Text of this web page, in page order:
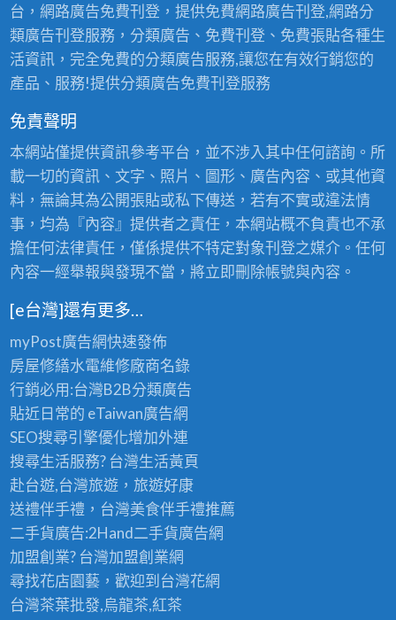
台，網路廣告免費刊登，提供免費網路廣告刊登,網路分
類廣告刊登服務，分類廣告、免費刊登、免費張貼各種生
活資訊，完全免費的分類廣告服務,讓您在有效行銷您的
產品、服務!提供分類廣告免費刊登服務
免責聲明
本網站僅提供資訊參考平台，並不涉入其中任何諮詢。所
載一切的資訊、文字、照片、圖形、廣告內容、或其他資
料，無論其為公開張貼或私下傳送，若有不實或違法情
事，均為『內容』提供者之責任，本網站概不負責也不承
擔任何法律責任，僅係提供不特定對象刊登之媒介。任何
內容一經舉報與發現不當，將立即刪除帳號與內容。
[e台灣]還有更多…
myPost廣告網快速發佈
房屋修繕水電維修廠商名錄
行銷必用:台灣B2B分類廣告
貼近日常的 eTaiwan廣告網
SEO搜尋引擎優化增加外連
搜尋生活服務? 台灣生活黃頁
赴台遊,台灣旅遊，旅遊好康
送禮伴手禮，台灣美食伴手禮推薦
二手貨廣告:2Hand二手貨廣告網
加盟創業? 台灣加盟創業網
尋找花店園藝，歡迎到 台灣花網
台灣茶葉批發,烏龍茶,紅茶